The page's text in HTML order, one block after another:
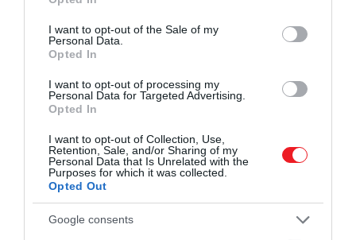
use your data for below specified purposes in below Google
consent section.
I want to opt-out of the Sale of my
Personal Data.
Opted In
I want to opt-out of processing my
Personal Data for Targeted Advertising.
Opted In
I want to opt-out of Collection, Use,
Retention, Sale, and/or Sharing of my
Personal Data that Is Unrelated with the
Purposes for which it was collected.
Opted Out
Google consents
T. Schneider / Shutterstock.com
A céget 2019-ben vásárolta fel Patrick Drahifrancia–
izraeli milliárdos, aki 3,7 milliárd fontért vitte tőzsdén
kívülre az aukciósházat. Drahi azóta az abu-dzabi
állami befektetési alap, az ADQ segítségével
körülbelül 1 milliárd dolláros tőkebevonást szerzett,
amelyért cserébe az alap 24 százalékos részesedést
kapott.